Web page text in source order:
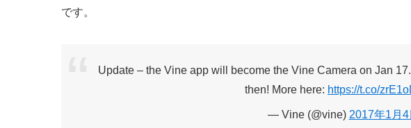
です。
Update – the Vine app will become the Vine Camera on Jan
then! More here: https://t.co/
— Vine (@vine) 2017年1月4